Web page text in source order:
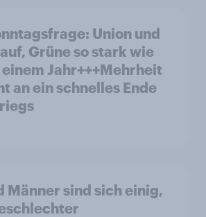
Union und
Grüne so stark wie
Jahr+++Mehrheit
an ein schnelles Ende
Männer sind sich einig,